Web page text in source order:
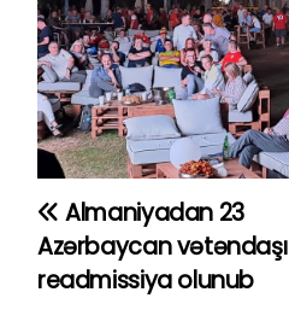
Y
a
Almaniyadan 23
Azərbaycan vətəndaşı
readmissiya olunub